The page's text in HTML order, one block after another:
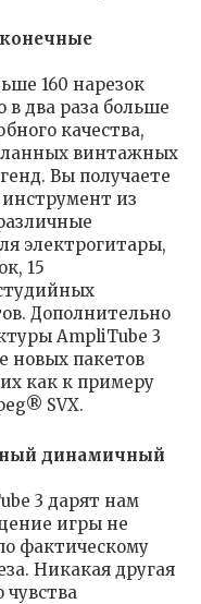
160 нарезок
в два раза больше
качества,
винтажных
Вы получаете
из
электрогитары,
15
Дополнительно
AmpliTube 3
новых пакетов
как к примеру
SVX.
динамичный
3 дарят нам
игры не
фактическому
Никакая другая
чувства